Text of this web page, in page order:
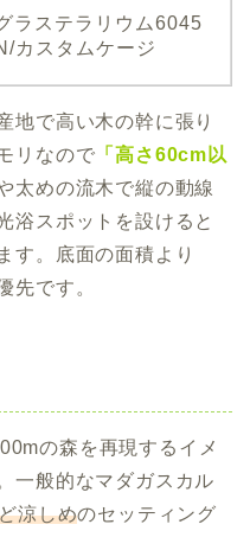
ラステラリウム6045
カスタムケージ
地で高い木の幹に張り
リなので 「高さ60cm以
太めの流木で縦の動線
浴スポットを設けると
す。底面の面積より
先です。
の森を再現するイメ
一般的なマダガスカル
涼しめのセッティング